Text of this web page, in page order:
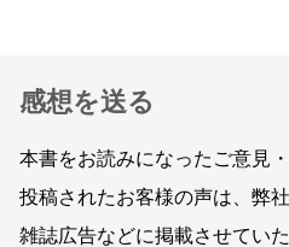
感想を送る
本書をお読みになったご意見
投稿されたお客様の声は、弊
雑誌広告などに掲載させてい